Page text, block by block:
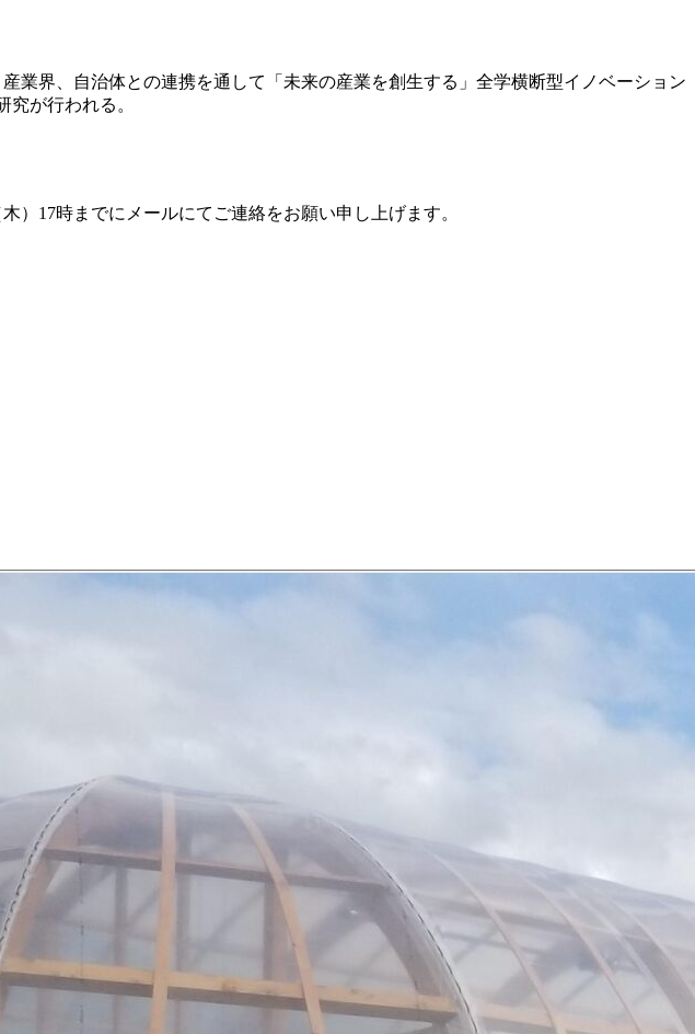
界、自治体との連携を通して「未来の産業を創生する」全学横断型イノベーション
が行われる。
17時までにメールにてご連絡をお願い申し上げます。